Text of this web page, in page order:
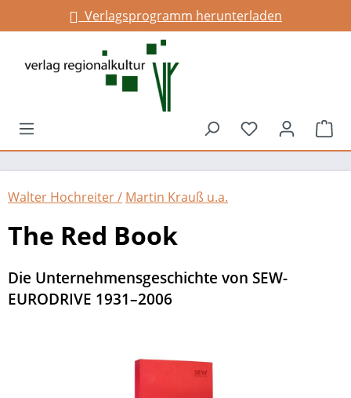
springenVerlagsprogramm herunterladen
Du hast 0
Walter Hochreiter / Martin Krauß u.a.
The Red Book
Die Unternehmensgeschichte von SEW-
EURODRIVE 1931–2006